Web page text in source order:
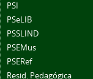
PSI
PSeLIB
PSSLIND
PSEMus
PSERef
Resid. Pedagógica